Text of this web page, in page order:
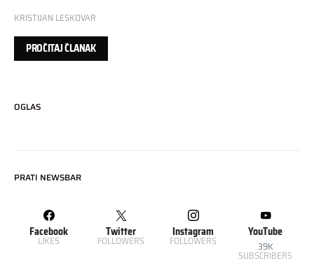
KRISTIJAN LESKOVAR
PROČITAJ ČLANAK
OGLAS
PRATI NEWSBAR
Facebook
LIKES
Twitter
FOLLOWERS
Instagram
FOLLOWERS
YouTube
39K
SUBSCRIBERS